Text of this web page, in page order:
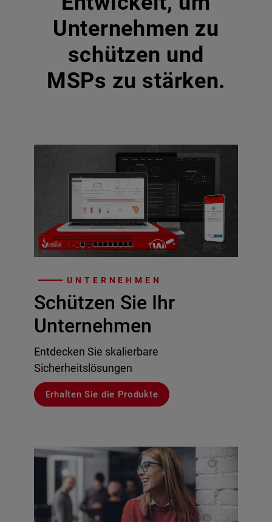
Unternehmen zu
schützen und
MSPs zu stärken.
UNTERNEHMEN
Schützen Sie Ihr
Unternehmen
Entdecken Sie skalierbare
Sicherheitslösungen
Erhalten Sie die Produkte